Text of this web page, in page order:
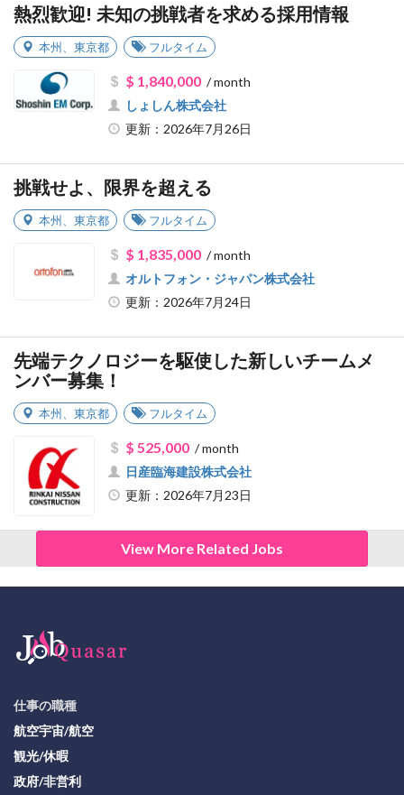
熱烈歓迎! 未知の挑戦者を求める採用情報
本州 東京都 フルタイム
$ 1,840,000/ month
しょしん株式会社
更新：2026年7月26日
挑戦せよ、限界を超える
本州 東京都 フルタイム
$ 1,835,000/ month
オルトフォン・ジャパン株式会社
更新：2026年7月24日
先端テクノロジーを駆使した新しいチームメ
ンバー募集！
本州 東京都 フルタイム
$ 525,000/ month
日産臨海建設株式会社
更新：2026年7月23日
View More Related Jobs
仕事の職種
航空宇宙/航空
観光/休暇
政府/非営利